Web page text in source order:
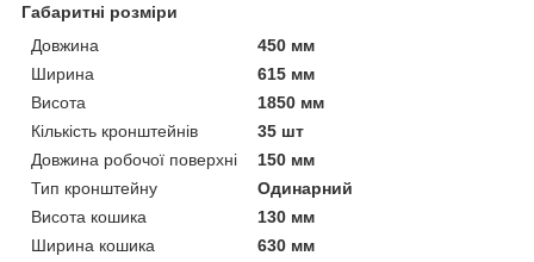
Габаритні розміри
Довжина
450 мм
Ширина
615 мм
Висота
1850 мм
Кількість кронштейнів
35 шт
Довжина робочої поверхні
150 мм
Тип кронштейну
Одинарний
Висота кошика
130 мм
Ширина кошика
630 мм